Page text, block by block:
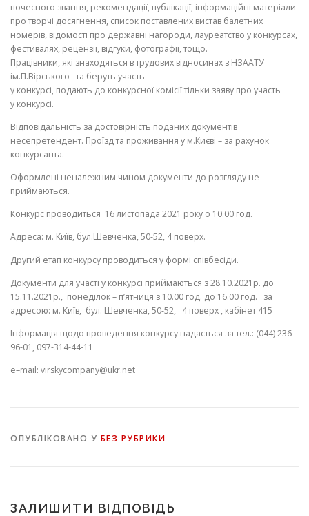
почесного звання, рекомендації, публікації, інформаційні матеріали
про творчі досягнення, список поставлених вистав балетних
номерів, відомості про державні нагороди, лауреатство у конкурсах,
фестивалях, рецензії, відгуки, фотографії, тощо.
Працівники, які знаходяться в трудових відносинах з НЗААТУ
ім.П.Вірського та беруть участь
у конкурсі, подають до конкурсної комісіїтільки заяву про участь
у конкурсі.
Відповідальність за достовірність поданих документів
несепретендент. Проїзд та проживання у м.Києві – за рахунок
конкурсанта.
Оформлені неналежним чином документи до розгляду не
приймаються.
Конкурс проводиться 16 листопада 2021 року о 10.00 год.
Адреса: м. Київ, бул.Шевченка, 50-52, 4 поверх.
Другий етап конкурсу проводиться у формі співбесіди.
Документи для участі у конкурсі приймаються з28.10.2021р. до
15.11 .2021 р., понеділок – п’ятниця з 10.00 год. до 1 6.00 год. за
адресою: м. Київ, бул. Шевченка, 50-52, 4 поверх , кабінет 415
Інформація щодо проведення конкурсу надається зател.: (044) 236-
96-01, 097-314-44-11
e–mail: virskycompany@ukr.net
ОПУБЛІКОВАНО У БЕЗ РУБРИКИ
ЗАЛИШИТИ ВІДПОВІДЬ